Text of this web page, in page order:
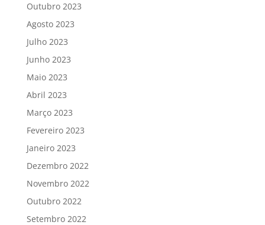
Outubro 2023
Agosto 2023
Julho 2023
Junho 2023
Maio 2023
Abril 2023
Março 2023
Fevereiro 2023
Janeiro 2023
Dezembro 2022
Novembro 2022
Outubro 2022
Setembro 2022